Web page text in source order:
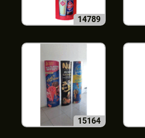
14789
15164